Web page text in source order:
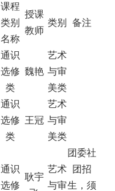
课程
类别
名称
授课
教师
类别 备注
通识
选修
类
魏艳
艺术
与审
美类
通识
选修
类
王冠
艺术
与审
美类
通识
选修
耿宇
艺术
与审
团委社
团招
生，须